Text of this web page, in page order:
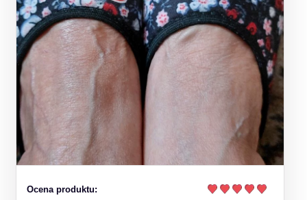
Ocena produktu: